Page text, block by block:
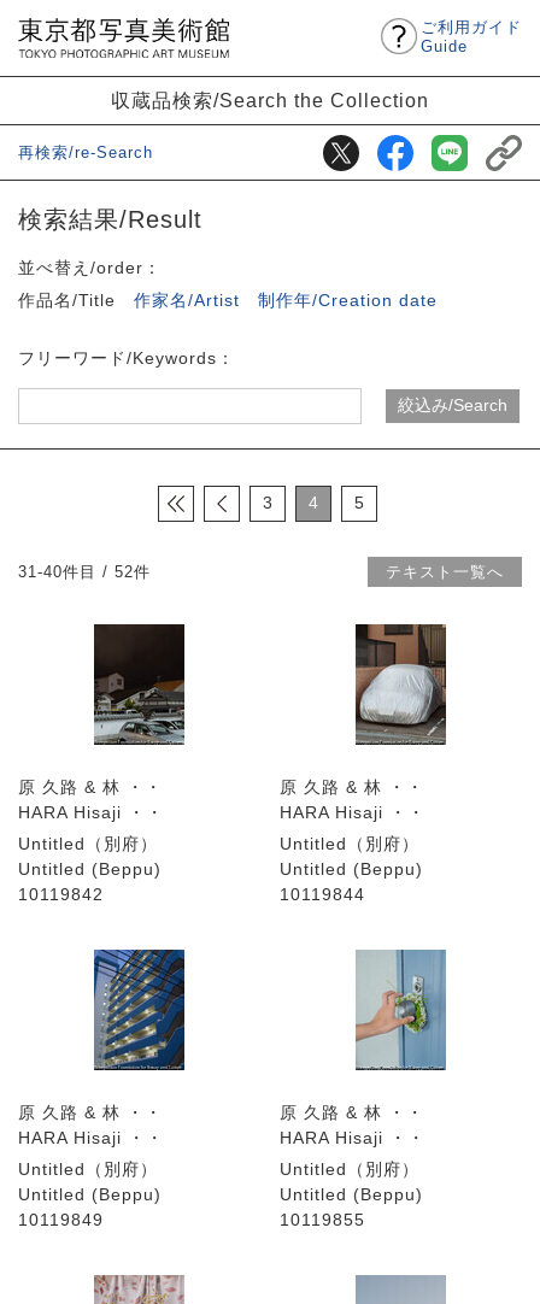
ご利用ガイド
Guide
収蔵品検索/Search the Collection
再検索/re-Search
検索結果/Result
並べ替え/order：
作品名/Title
作家名/Artist 制作年/Creation date
フリーワード/Keywords：
3 4 5
31-40件目 / 52件 テキスト一覧へ
原 久路 & 林 ・・
HARA Hisaji ・・
Untitled（別府）
Untitled (Beppu)
10119842
原 久路 & 林 ・・
HARA Hisaji ・・
Untitled（別府）
Untitled (Beppu)
10119844
原 久路 & 林 ・・
HARA Hisaji ・・
Untitled（別府）
Untitled (Beppu)
10119849
原 久路 & 林 ・・
HARA Hisaji ・・
Untitled（別府）
Untitled (Beppu)
10119855